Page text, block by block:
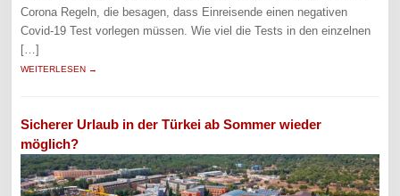
Corona Regeln, die besagen, dass Einreisende einen negativen
Covid-19 Test vorlegen müssen. Wie viel die Tests in den einzelnen
[…]
WEITERLESEN →
Sicherer Urlaub in der Türkei ab Sommer wieder
möglich?